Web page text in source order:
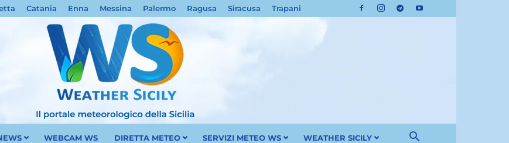
Catania Enna Messina Palermo Ragusa Siracusa Trapani
WEBCAM WS DIRETTA METEO SERVIZI METEO WS WEATHER SICILY